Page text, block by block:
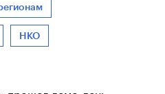
НКО